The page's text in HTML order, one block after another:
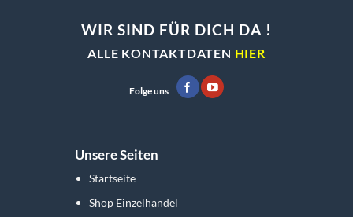
WIR SIND FÜR DICH DA !
ALLE KONTAKTDATEN HIER
Folge uns
Unsere Seiten
Startseite
Shop Einzelhandel